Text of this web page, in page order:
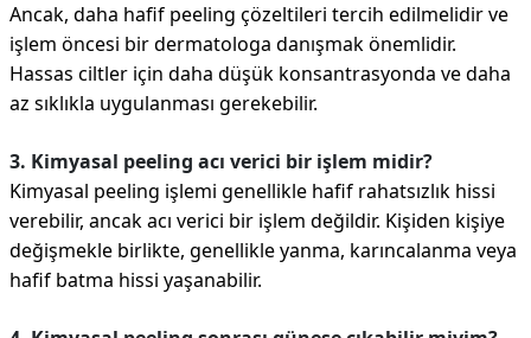
Ancak, daha hafif peeling çözeltileri tercih edilmelidir ve
işlem öncesi bir dermatologa danışmak önemlidir.
Hassas ciltler için daha düşük konsantrasyonda ve daha
az sıklıkla uygulanması gerekebilir.
3. Kimyasal peeling acı verici bir işlem midir?
Kimyasal peeling işlemi genellikle hafif rahatsızlık hissi
verebilir, ancak acı verici bir işlem değildir. Kişiden kişiye
değişmekle birlikte, genellikle yanma, karıncalanma veya
hafif batma hissi yaşanabilir.